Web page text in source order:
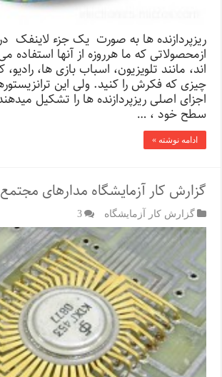
ریزپردازنده ها به صورت یک جزء لاینفک
ازمحصولاتی که ما هرروزه از آنها استفاده
اند، مانند تلویزیون، اسباب بازی ها، رادیو،
چیزی که فکرش را کنید. ولی این
اجزای اصلی ریزپردازنده ها را تشکیل
سطح خود ، …
ادامه نوشته »
گزارش کار آزمایشگاه مدارهای
گزارش کار آزمایشگاه 3